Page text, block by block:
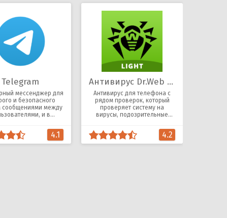
Telegram
мессенджер для
и безопасного
сообщениями между
и в
4.1
Антивирус Dr.Web Light
Антивирус для телефона с
рядом проверок, который
проверяет систему на
вирусы, подозрительные
карантин.
4.2